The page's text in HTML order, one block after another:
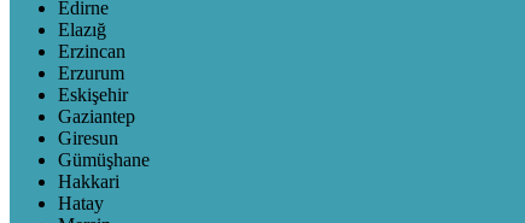
Edirne
Elazığ
Erzincan
Erzurum
Eskişehir
Gaziantep
Giresun
Gümüşhane
Hakkari
Hatay